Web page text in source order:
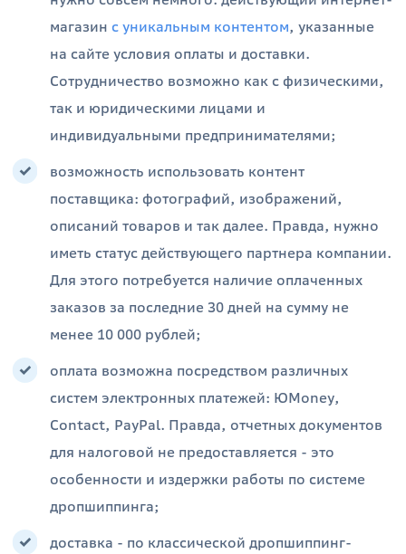
магазин с уникальным контентом, указанные
на сайте условия оплаты и доставки.
Сотрудничество возможно как с физическими,
так и юридическими лицами и
индивидуальными предпринимателями;
возможность использовать контент
поставщика: фотографий, изображений,
описаний товаров и так далее. Правда, нужно
иметь статус действующего партнера компании.
Для этого потребуется наличие оплаченных
заказов за последние 30 дней на сумму не
менее 10 000 рублей;
оплата возможна посредством различных
систем электронных платежей: ЮMoney,
Contact, PayPal. Правда, отчетных документов
для налоговой не предоставляется - это
особенности и издержки работы по системе
дропшиппинга;
доставка - по классической дропшиппинг-